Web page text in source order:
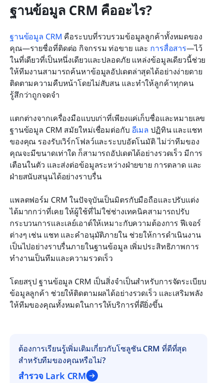
ฐานข้อมูล CRM คืออะไร?
ฐานข้อมูล CRM คือระบบที่รวบรวมข้อมูลลูกค้าทั้งหมดของ
คุณ—รายชื่อที่ติดต่อ กิจกรรม ท่อขาย และ การสื่อสาร—ไว้
ในที่เดียวที่เป็นหนึ่งเดียวและปลอดภัย แหล่งข้อมูลเดียวนี้ช่วย
ให้ทีมงานสามารถค้นหาข้อมูลอัปเดตล่าสุดได้อย่างง่ายดาย
ติดตามความคืบหน้าโดยไม่สับสน และทำให้ลูกค้าทุกคน
รู้สึกว่าถูกจดจำ
แตกต่างจากเครื่องมือแบบเก่าที่เพียงแค่เก็บชื่อและหมายเลข
ฐานข้อมูล CRM สมัยใหม่เชื่อมต่อกับ อีเมล ปฏิทิน และแชท
ของคุณ รองรับเวิร์กโฟลว์และระบบอัตโนมัติ ไม่ว่าทีมของ
คุณจะมีขนาดเท่าใด ก็สามารถอัปเดตได้อย่างรวดเร็ว มีการ
เตือนในตัว และส่งต่อข้อมูลระหว่างฝ่ายขาย การตลาด และ
ฝ่ายสนับสนุนได้อย่างราบรื่น
แพลตฟอร์ม CRM ในปัจจุบันเป็นมิตรกับมือถือและปรับแต่ง
ได้มากกว่าที่เคย ให้ผู้ใช้ที่ไม่ใช่ช่างเทคนิคสามารถปรับ
กระบวนการและเลย์เอาต์ให้เหมาะกับความต้องการ ฟีเจอร์
ต่างๆ เช่น แชท และคำอนุมัติภายใน ช่วยให้การดำเนินงาน
เป็นไปอย่างราบรื่นภายในฐานข้อมูล เพิ่มประสิทธิภาพการ
ทำงานเป็นทีมและความรวดเร็ว
โดยสรุป ฐานข้อมูล CRM เป็นสิ่งจำเป็นสำหรับการจัดระเบียบ
ข้อมูลลูกค้า ช่วยให้ติดตามผลได้อย่างรวดเร็ว และเสริมพลัง
ให้ทีมของคุณทั้งหมดในการให้บริการที่ดียิ่งขึ้น
ต้องการเรียนรู้เพิ่มเติมเกี่ยวกับโซลูชัน CRM ที่ดีที่สุด
สำหรับทีมของคุณหรือไม่?
สำรวจ Lark CRM